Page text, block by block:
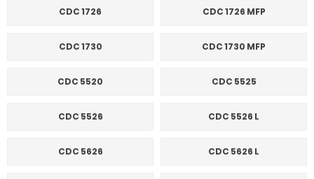
CDC 1726 CDC 1726 MFP
CDC 1730 CDC 1730 MFP
CDC 5520 CDC 5525
CDC 5526 CDC 5526 L
CDC 5626 CDC 5626 L